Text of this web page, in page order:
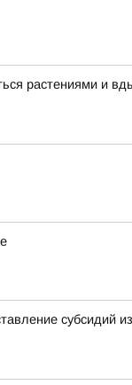
растениями и
субсидий